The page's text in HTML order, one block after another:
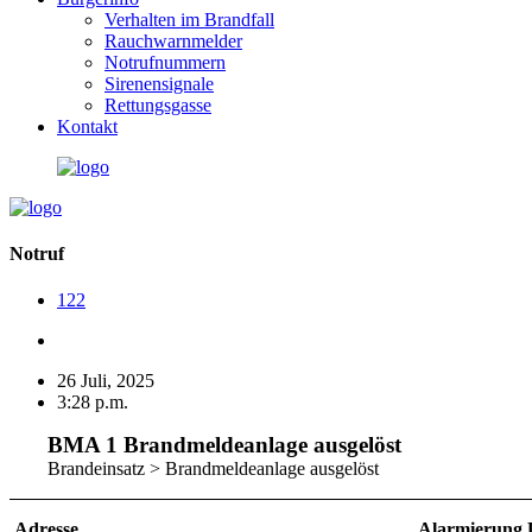
Verhalten im Brandfall
Rauchwarnmelder
Notrufnummern
Sirenensignale
Rettungsgasse
Kontakt
Notruf
122
26 Juli, 2025
3:28 p.m.
BMA 1 Brandmeldeanlage ausgelöst
Brandeinsatz > Brandmeldeanlage ausgelöst